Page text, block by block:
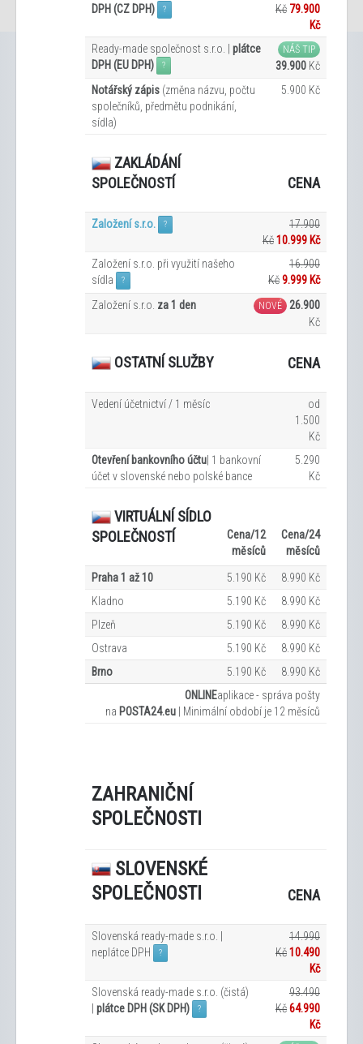
DPH (CZ DPH)
?
Kč 79.900
Kč
Ready-made společnost s.r.o. | plátce
DPH (EU DPH)
?
NÁŠ TIP
39.900 Kč
Notářský zápis (změna názvu, počtu
společníků, předmětu podnikání,
sídla)
5.900 Kč
ZAKLÁDÁNÍ
SPOLEČNOSTÍ
CENA
Založení s.r.o. ?
17.900
Kč10.999 Kč
Založení s.r.o. při využití našeho
sídla
?
16.900
Kč9.999 Kč
Založení s.r.o. za 1 den NOVÉ
26.900
Kč
OSTATNÍ SLUŽBY CENA
Vedení účetnictví / 1 měsíc
od
1.500
Kč
Otevření bankovního účtu | 1 bankovní
účet v slovenské nebo polské bance
5.290
Kč
VIRTUÁLNÍ SÍDLO
SPOLEČNOSTÍ
Cena/12
měsíců
Cena/24
měsíců
Praha 1 až 10 5.190 Kč
8.990 Kč
Kladno
5.190 Kč
8.990 Kč
Plzeň
5.190 Kč
8.990 Kč
Ostrava
5.190 Kč
8.990 Kč
Brno
5.190 Kč
8.990 Kč
ONLINEaplikace - správa pošty
na POSTA24.eu Minimální období je 12 měsíců
ZAHRANIČNÍ
SPOLEČNOSTI
SLOVENSKÉ
SPOLEČNOSTI
CENA
Slovenská ready-made s.r.o. |
neplátce DPH
?
14.990
Kč10.490
Kč
Slovenská ready-made s.r.o. (čistá)
plátce DPH (SK DPH) ?
93.490
Kč64.990
Kč